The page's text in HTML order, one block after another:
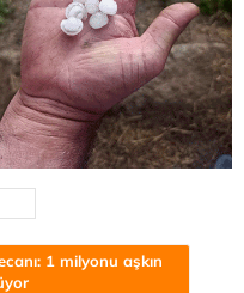
1 milyonu aşkın